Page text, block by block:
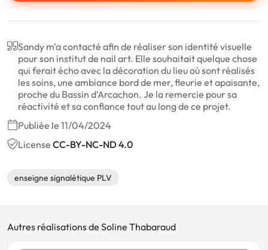
Sandy m'a contacté afin de réaliser son identité visuelle
pour son institut de nail art. Elle souhaitait quelque chose
qui ferait écho avec la décoration du lieu où sont réalisés
les soins, une ambiance bord de mer, fleurie et apaisante,
proche du Bassin d'Arcachon. Je la remercie pour sa
réactivité et sa confiance tout au long de ce projet.
Publiée le 11/04/2024
License CC-BY-NC-ND 4.0
enseigne signalétique PLV
Autres réalisations de Soline Thabaraud